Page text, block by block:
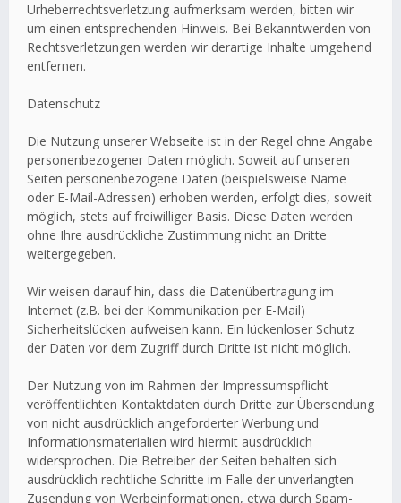
Urheberrechtsverletzung aufmerksam werden, bitten wir
um einen entsprechenden Hinweis. Bei Bekanntwerden von
Rechtsverletzungen werden wir derartige Inhalte umgehend
entfernen.
Datenschutz
Die Nutzung unserer Webseite ist in der Regel ohne Angabe
personenbezogener Daten möglich. Soweit auf unseren
Seiten personenbezogene Daten (beispielsweise Name
oder E-Mail-Adressen) erhoben werden, erfolgt dies, soweit
möglich, stets auf freiwilliger Basis. Diese Daten werden
ohne Ihre ausdrückliche Zustimmung nicht an Dritte
weitergegeben.
Wir weisen darauf hin, dass die Datenübertragung im
Internet (z.B. bei der Kommunikation per E-Mail)
Sicherheitslücken aufweisen kann. Ein lückenloser Schutz
der Daten vor dem Zugriff durch Dritte ist nicht möglich.
Der Nutzung von im Rahmen der Impressumspflicht
veröffentlichten Kontaktdaten durch Dritte zur Übersendung
von nicht ausdrücklich angeforderter Werbung und
Informationsmaterialien wird hiermit ausdrücklich
widersprochen. Die Betreiber der Seiten behalten sich
ausdrücklich rechtliche Schritte im Falle der unverlangten
Zusendung von Werbeinformationen, etwa durch Spam-